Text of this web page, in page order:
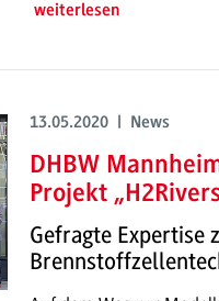
weiterlesen
13.05.2020 | News
DHBW
Projekt
Gefragte Expertise